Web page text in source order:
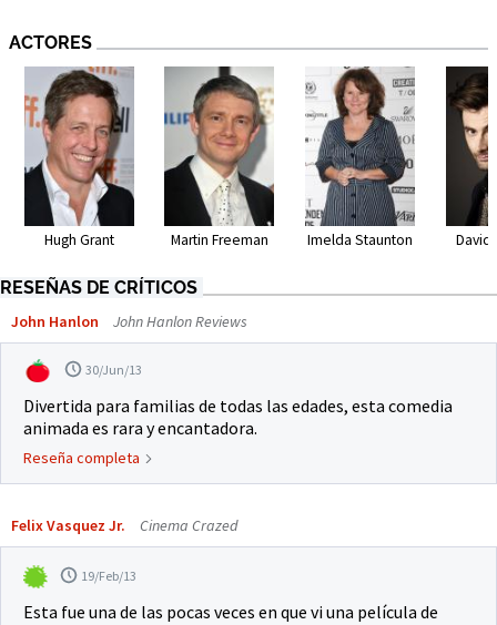
ACTORES
Hugh Grant Martin Freeman Imelda Staunton David
RESEÑAS DE CRÍTICOS
John Hanlon John Hanlon Reviews
30/Jun/13
Divertida para familias de todas las edades, esta comedia
animada es rara y encantadora.
Reseña completa
Felix Vasquez Jr. Cinema Crazed
19/Feb/13
Esta fue una de las pocas veces en que vi una película de